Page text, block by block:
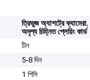
ত্রিভুজ অ্যাশট্রে ক্যামেরা,
অদৃশ্য চিহ্নিত প্লেয়িং কার্ড
চীন
5-8 দিন
1 পিসি